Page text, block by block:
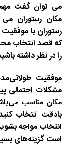
می توان گفت مهم
مکان رستوران
رستوران با
که قصد انتخاب
را در نظر داشته
موفقیت
مشکلات احتمالی
مکان مناسب
بادقت انتخاب
انتخاب مواجه
است گزینه‌های